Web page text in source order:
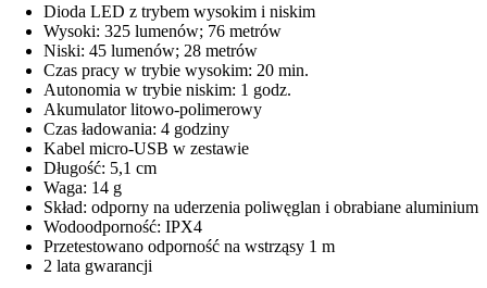
Dioda LED z trybem wysokim i niskim
Wysoki: 325 lumenów; 76 metrów
Niski: 45 lumenów; 28 metrów
Czas pracy w trybie wysokim: 20 min.
Autonomia w trybie niskim: 1 godz.
Akumulator litowo-polimerowy
Czas ładowania: 4 godziny
Kabel micro-USB w zestawie
Długość: 5,1 cm
Waga: 14 g
Skład: odporny na uderzenia poliwęglan i obrabiane aluminium
Wodoodporność: IPX4
Przetestowano odporność na wstrząsy 1 m
2 lata gwarancji